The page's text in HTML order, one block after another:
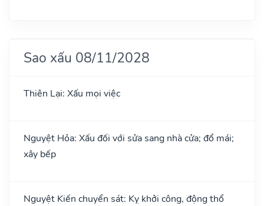
Sao xấu 08/11/2028
Thiên Lại: Xấu mọi việc
Nguyệt Hỏa: Xấu đối với sửa sang nhà cửa; đổ mái;
xây bếp
Nguyệt Kiến chuyển sát: Kỵ khởi công, động thổ